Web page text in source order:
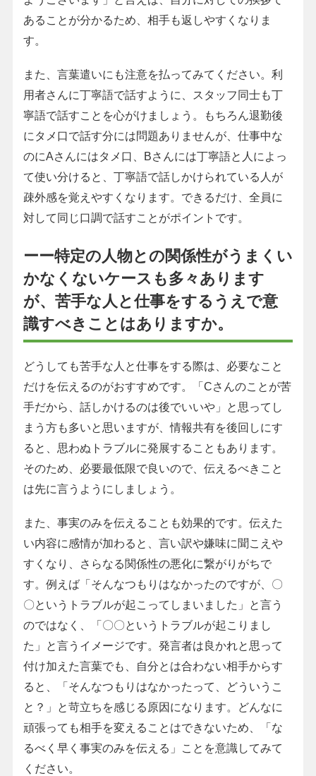
あることが分かるため、相手も返しやすくなりま
す。
また、言葉遣いにも注意を払ってみてください。利
用者さんに丁寧語で話すように、スタッフ同士も丁
寧語で話すことを心がけましょう。もちろん退勤後
にタメ口で話す分には問題ありませんが、仕事中な
のにAさんにはタメ口、Bさんには丁寧語と人によっ
て使い分けると、丁寧語で話しかけられている人が
疎外感を覚えやすくなります。できるだけ、全員に
対して同じ口調で話すことがポイントです。
ーー特定の人物との関係性がうまくい
かなくないケースも多々あります
が、苦手な人と仕事をするうえで意
識すべきことはありますか。
どうしても苦手な人と仕事をする際は、必要なこと
だけを伝えるのがおすすめです。「Cさんのことが苦
手だから、話しかけるのは後でいいや」と思ってし
まう方も多いと思いますが、情報共有を後回しにす
ると、思わぬトラブルに発展することもあります。
そのため、必要最低限で良いので、伝えるべきこと
は先に言うようにしましょう。
また、事実のみを伝えることも効果的です。伝えた
い内容に感情が加わると、言い訳や嫌味に聞こえや
すくなり、さらなる関係性の悪化に繋がりがちで
す。例えば「そんなつもりはなかったのですが、〇
〇というトラブルが起こってしまいました」と言う
のではなく、「〇〇というトラブルが起こりまし
た」と言うイメージです。発言者は良かれと思って
付け加えた言葉でも、自分とは合わない相手からす
ると、「そんなつもりはなかったって、どういうこ
と？」と苛立ちを感じる原因になります。どんなに
頑張っても相手を変えることはできないため、「な
るべく早く事実のみを伝える」ことを意識してみて
ください。